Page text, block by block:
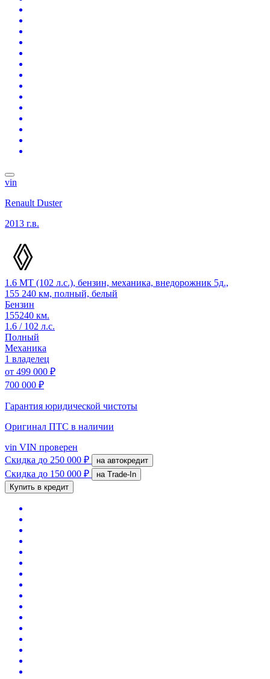
vin
Renault Duster
2013 г.в.
1.6 MT (102 л.с.), бензин, механика, внедорожник 5д.,
155 240 км, полный, белый
Бензин
155240 км.
1.6 / 102 л.с.
Полный
Механика
1 владелец
от 499 000 ₽
700 000 ₽
Гарантия юридической чистоты
Оригинал ПТС в наличии
vin VIN проверен
Скидка до 250 000 ₽ на автокредит
Скидка до 150 000 ₽
на Trade-In
Купить в кредит